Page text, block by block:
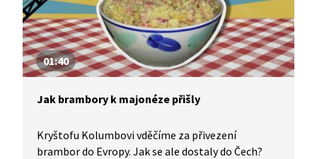
01:40
Jak brambory k majonéze přišly
Kryštofu Kolumbovi vděčíme za přivezení
brambor do Evropy. Jak se ale dostaly do Čech?